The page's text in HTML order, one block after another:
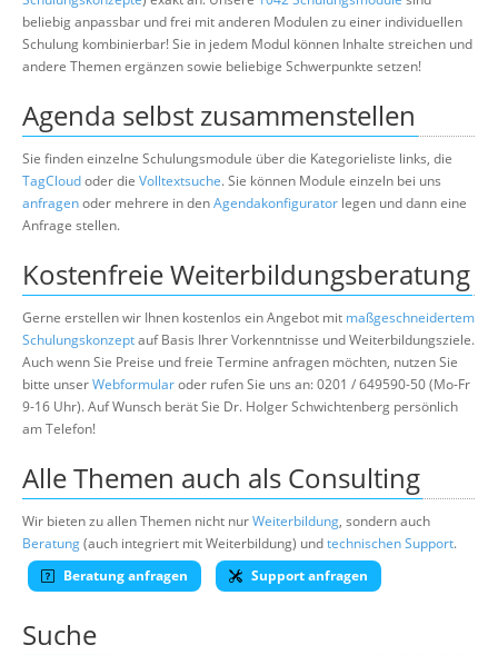
beliebig anpassbar und frei mit anderen Modulen zu einer individuellen
Schulung kombinierbar! Sie in jedem Modul können Inhalte streichen und
andere Themen ergänzen sowie beliebige Schwerpunkte setzen!
Agenda selbst zusammenstellen
Sie finden einzelne Schulungsmodule über die Kategorieliste links, die
TagCloudoder die Volltextsuche. Sie können Module einzeln bei uns
anfragenoder mehrere in denAgendakonfigurator legen und dann eine
Anfrage stellen.
Kostenfreie Weiterbildungsberatung
Gerne erstellen wir Ihnen kostenlos ein Angebot mit maßgeschneidertem
Schulungskonzeptauf Basis Ihrer Vorkenntnisse und Weiterbildungsziele.
Auch wenn Sie Preise und freie Termine anfragen möchten, nutzen Sie
bitte unserWebformularoder rufen Sie uns an: 0201 / 649590-50 (Mo-Fr
9-16 Uhr). Auf Wunsch berät Sie Dr. Holger Schwichtenberg persönlich
am Telefon!
Alle Themen auch als Consulting
Wir bieten zu allen Themen nicht nurWeiterbildung, sondern auch
Beratung(auch integriert mit Weiterbildung) undtechnischen Support.
Beratung anfragen
Support anfragen
Suche